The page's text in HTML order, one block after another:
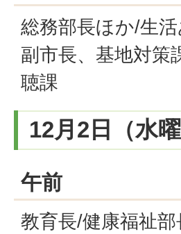
総務部長ほか/生
副市長、基地対策
聴課
12月2日（水曜
午前
教育長/健康福祉